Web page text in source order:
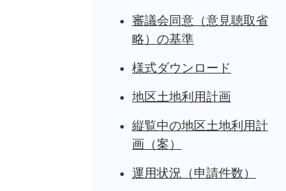
審議会同意（意見聴取省
略）の基準
様式ダウンロード
地区土地利用計画
縦覧中の地区土地利用計
画（案）
運用状況（申請件数）